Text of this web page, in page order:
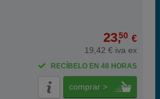
23,50 €
19,42 € iva ex
RECÍBELO EN 48 HORAS
comprar >